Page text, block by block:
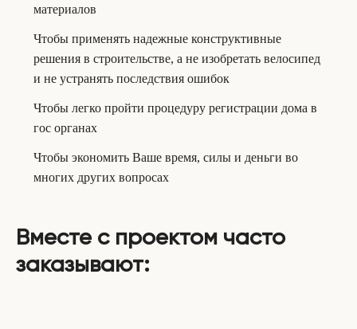
материалов
Чтобы применять надежные конструктивные
решения в строительстве, а не изобретать велосипед
и не устранять последствия ошибок
Чтобы легко пройти процедуру регистрации дома в
гос органах
Чтобы экономить Ваше время, силы и деньги во
многих других вопросах
Вместе с проектом часто
заказывают: